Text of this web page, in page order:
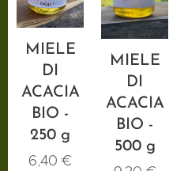
MIELE
DI
ACACIA
BIO -
250 g
6,40 €
MIELE
DI
ACACIA
BIO -
500 g